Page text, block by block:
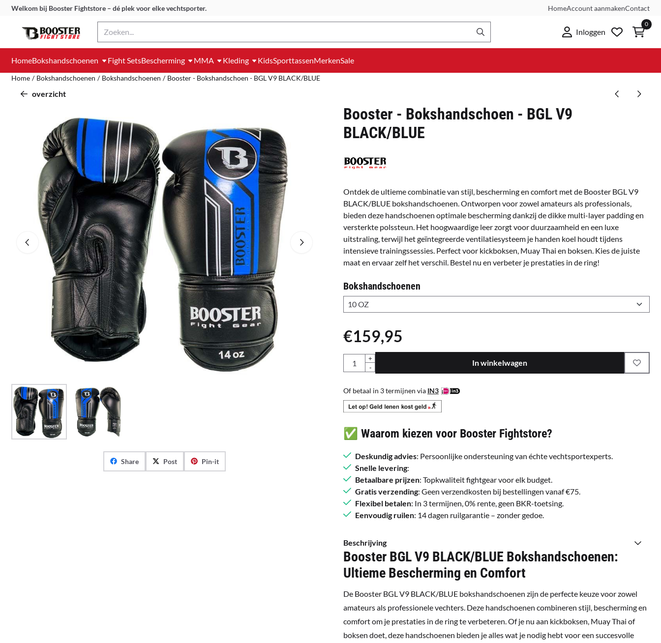
Cookievoorkeuren zijn momenteel gesloten.
Welkom bij Booster Fightstore – dé plek voor elke vechtsporter. HomeAccount aanmakenContact
Inloggen
0
HomeBokshandschoenen Fight SetsBescherming MMA Kleding KidsSporttassenMerkenSale
Home / Bokshandschoenen / Bokshandschoenen / Booster - Bokshandschoen - BGL V9 BLACK/BLUE
overzicht
Share Post Pin-it
Booster - Bokshandschoen - BGL V9
BLACK/BLUE
Ontdek de ultieme combinatie van stijl, bescherming en comfort met de Booster BGL V9
BLACK/BLUE bokshandschoenen. Ontworpen voor zowel amateurs als professionals,
bieden deze handschoenen optimale bescherming dankzij de dikke multi-layer padding en
versterkte polssteun. Het hoogwaardige leer zorgt voor duurzaamheid en een luxe
uitstraling, terwijl het geïntegreerde ventilatiesysteem je handen koel houdt tijdens
intensieve trainingssessies. Perfect voor kickboksen, Muay Thai en boksen. Kies de juiste
maat en ervaar zelf het verschil. Bestel nu en verbeter je prestaties in de ring!
Bokshandschoenen
€159,95
Aantal
+
-
In winkelwagen
Of betaal in 3 termijnen via IN3
✅ Waarom kiezen voor Booster Fightstore?
Deskundig advies: Persoonlijke ondersteuning van échte vechtsportexperts.
Snelle levering:
Betaalbare prijzen: Topkwaliteit fightgear voor elk budget.
Gratis verzending: Geen verzendkosten bij bestellingen vanaf €75.
Flexibel betalen: In 3 termijnen, 0% rente, geen BKR-toetsing.
Eenvoudig ruilen: 14 dagen ruilgarantie – zonder gedoe.
Beschrijving
Booster BGL V9 BLACK/BLUE Bokshandschoenen:
Ultieme Bescherming en Comfort
De Booster BGL V9 BLACK/BLUE bokshandschoenen zijn de perfecte keuze voor zowel
amateurs als professionele vechters. Deze handschoenen combineren stijl, bescherming en
comfort om je prestaties in de ring te verbeteren. Of je nu aan kickboksen, Muay Thai of
boksen doet, deze handschoenen bieden je alles wat je nodig hebt voor een succesvolle